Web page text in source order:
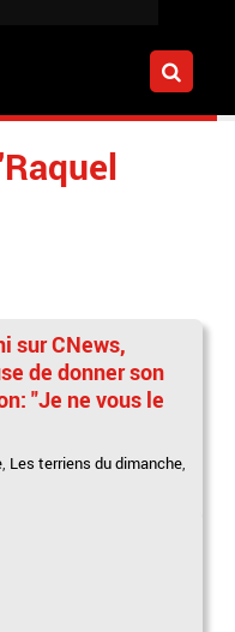
sur CNews,
de donner son
"Je ne vous le
, Les terriens du dimanche,